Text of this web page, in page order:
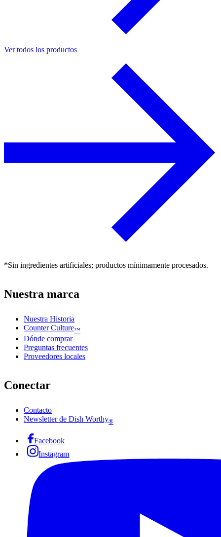
Ver todos los productos
*Sin ingredientes artificiales; productos mínimamente procesados.
Nuestra marca
Nuestra Historia
Counter Culture™
Dónde comprar
Preguntas frecuentes
Proveedores locales
Conectar
Contacto
Newsletter de Dish Worthy®
Facebook
Instagram